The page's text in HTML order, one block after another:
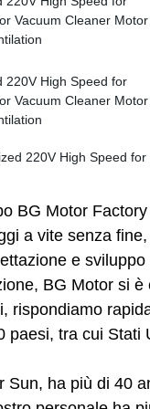
BG Motor
a vite senza
e
BG Motor si
rispondiamo
paesi, tra cui
Sun, ha più di 40